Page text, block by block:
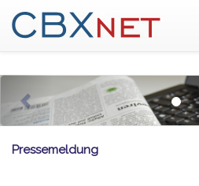
Pressemeldung